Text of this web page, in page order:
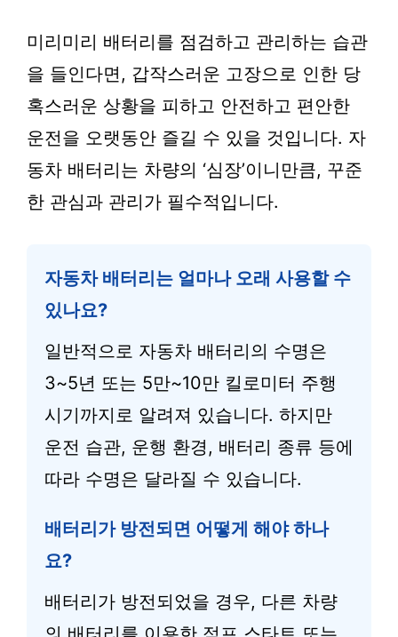
미리미리 배터리를 점검하고 관리하는 습관
을 들인다면, 갑작스러운 고장으로 인한 당
혹스러운 상황을 피하고 안전하고 편안한
운전을 오랫동안 즐길 수 있을 것입니다. 자
동차 배터리는 차량의 ‘심장’이니만큼, 꾸준
한 관심과 관리가 필수적입니다.
자동차 배터리는 얼마나 오래 사용할 수
있나요?
일반적으로 자동차 배터리의 수명은
3~5년 또는 5만~10만 킬로미터 주행
시기까지로 알려져 있습니다. 하지만
운전 습관, 운행 환경, 배터리 종류 등에
따라 수명은 달라질 수 있습니다.
배터리가 방전되면 어떻게 해야 하나
요?
배터리가 방전되었을 경우, 다른 차량